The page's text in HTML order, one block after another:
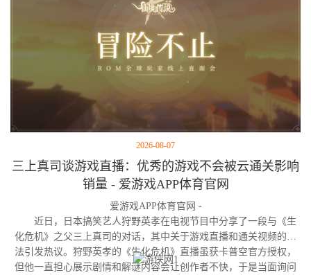
2026-08-07
三上真司谈游戏直播：优秀的游戏不会被云通关影响
销量 - 爱游戏APP体育官网
爱游戏APP体育官网 -
近日，日本搞笑艺人狩野英孝在电视节目中分享了一段与《生
化危机》之父三上真司的对话，其中关于游戏直播和通关视频的看
法引发热议。狩野英孝的《生化危机》直播虽获卡普空官方授权，
但他一直担心展示剧情和解谜内容会让创作者不快，于是当面询问